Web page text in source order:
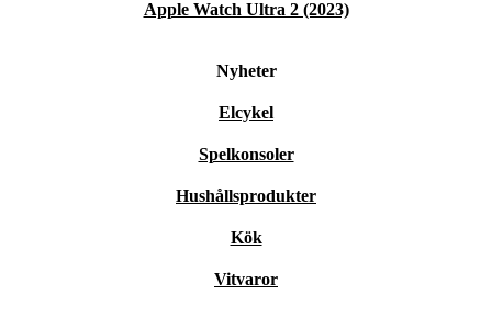
Apple Watch Ultra 2 (2023)
Nyheter
Elcykel
Spelkonsoler
Hushållsprodukter
Kök
Vitvaror